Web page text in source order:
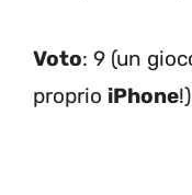
Voto: 9 (un
proprio iPhone!)